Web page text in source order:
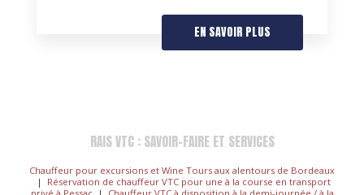
EN SAVOIR PLUS
RAIS VTC : SAVOIR-FAIRE ET SERVICES
Chauffeur pour excursions et Wine Tours aux alentours de Bordeaux
| Réservation de chauffeur VTC pour une à la course en transport